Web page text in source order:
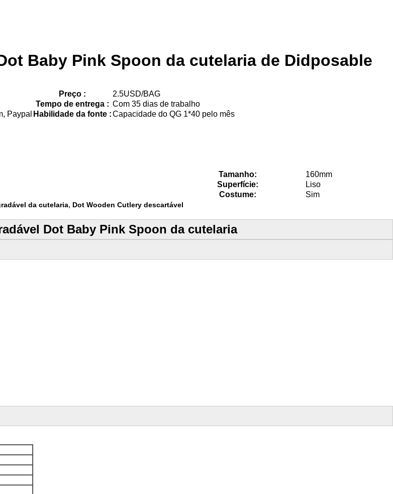
Baby Pink Spoon da cutelaria de Didposable
Preço :
2.5USD/BAG
Tempo de entrega : Com 35 dias de trabalho
Paypal Habilidade da fonte :Capacidade do QG 1*40 pelo mês
Tamanho:
160mm
Superfície:
Liso
Costume:
Sim
da cutelaria, Dot Wooden Cutlery descartável
Dot Baby Pink Spoon da cutelaria